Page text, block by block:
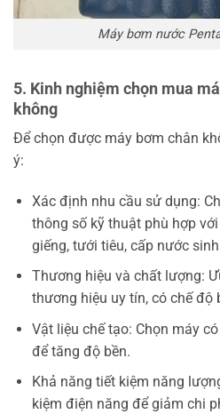
Máy bơm nước
5. Kinh nghiệm chọn mua
không
Để chọn được máy bơm chân
ý:
Xác định nhu cầu sử dụng:
thông số kỹ thuật phù hợp
giếng, tưới tiêu, cấp nước
Thương hiệu và chất lượng:
thương hiệu uy tín, có chế độ
Vật liệu chế tạo: Chọn máy
để tăng độ bền.
Khả năng tiết kiệm năng
kiệm điện năng để giảm chi